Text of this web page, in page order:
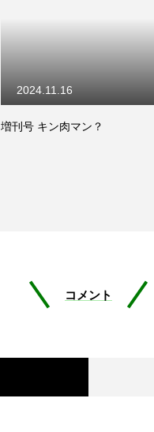
増刊号 キン肉マン？
2024.11.16
コメント